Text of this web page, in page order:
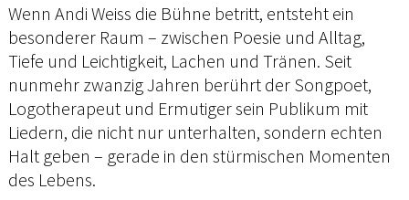
Wenn Andi Weiss die Bühne betritt, entsteht ein
besonderer Raum – zwischen Poesie und Alltag,
Tiefe und Leichtigkeit, Lachen und Tränen. Seit
nunmehr zwanzig Jahren berührt der Songpoet,
Logotherapeut und Ermutiger sein Publikum mit
Liedern, die nicht nur unterhalten, sondern echten
Halt geben – gerade in den stürmischen Momenten
des Lebens.